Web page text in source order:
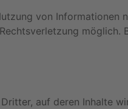
von
auf deren Inhalte